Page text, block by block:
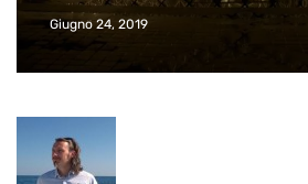
Giugno 24, 2019